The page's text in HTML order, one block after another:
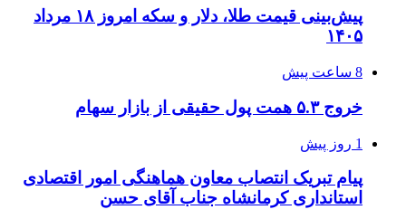
پیش‌بینی قیمت طلا، دلار و سکه امروز ۱۸ مرداد
۱۴۰۵
8 ساعت پیش
خروج ۵.۳ همت پول حقیقی از بازار سهام
1 روز پیش
پیام تبریک انتصاب معاون هماهنگی امور اقتصادی
استانداری کرمانشاه جناب آقای حسن